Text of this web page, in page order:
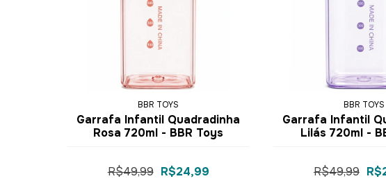
BBR TOYS
Garrafa Infantil Quadradinha
Rosa 720ml - BBR Toys
R$49,99 R$24,99
BBR TOYS
Garrafa Infantil
Lilás 720ml -
R$49,99